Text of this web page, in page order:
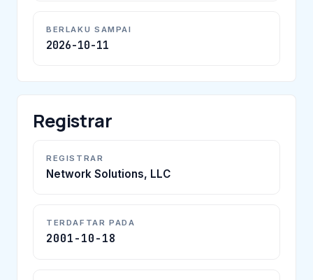
BERLAKU SAMPAI
2026-10-11
Registrar
REGISTRAR
Network Solutions, LLC
TERDAFTAR PADA
2001-10-18